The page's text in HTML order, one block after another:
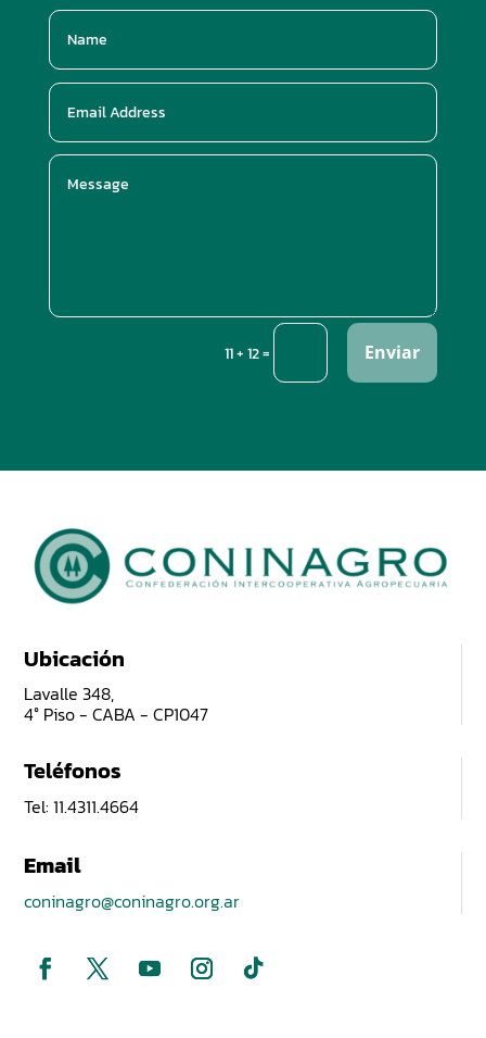
11 + 12= Enviar
Ubicación
Lavalle 348,
4° Piso - CABA - CP1047
Teléfonos
Tel: 11.4311.4664
Email
coninagro@coninagro.org.ar